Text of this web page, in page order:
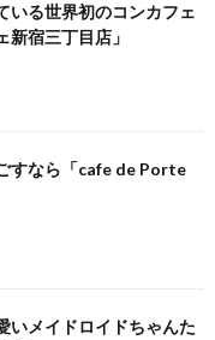
いる世界初のコンカフェ
新宿三丁目店」
すなら「cafe de Porte
いメイドロイドちゃんた